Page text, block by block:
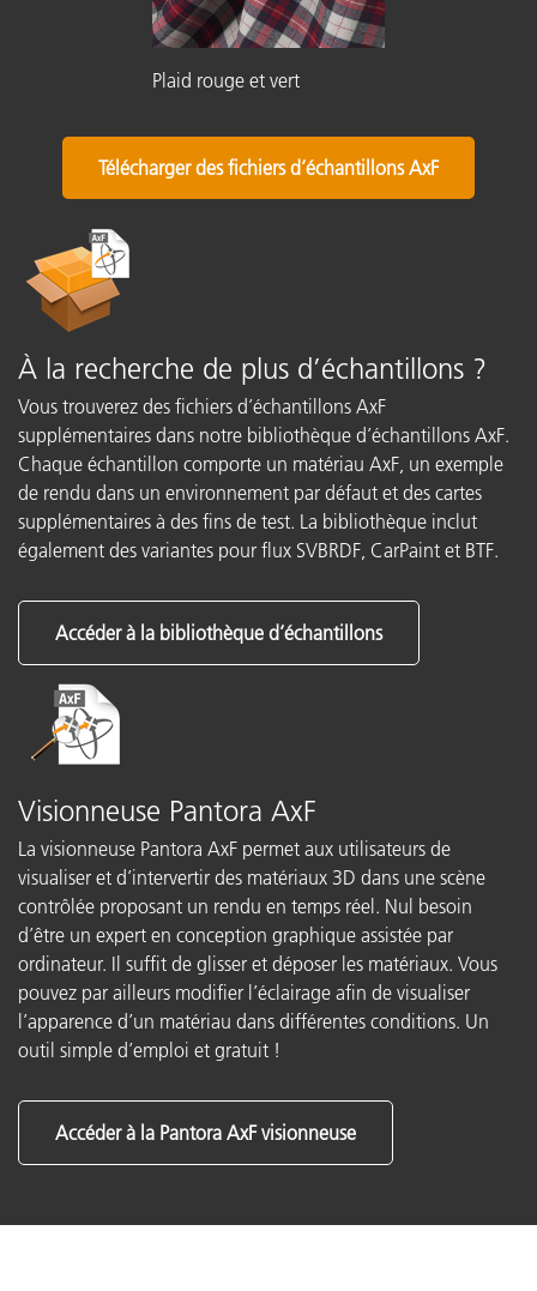
Plaid rouge et vert
Télécharger des fichiers d’échantillons AxF
À la recherche de plus d’échantillons ?
Vous trouverez des fichiers d’échantillons AxF
supplémentaires dans notre bibliothèque d’échantillons AxF.
Chaque échantillon comporte un matériau AxF, un exemple
de rendu dans un environnement par défaut et des cartes
supplémentaires à des fins de test. La bibliothèque inclut
également des variantes pour flux SVBRDF, CarPaint et BTF.
Accéder à la bibliothèque d’échantillons
Visionneuse Pantora AxF
La visionneuse Pantora AxF permet aux utilisateurs de
visualiser et d’intervertir des matériaux 3D dans une scène
contrôlée proposant un rendu en temps réel. Nul besoin
d’être un expert en conception graphique assistée par
ordinateur. Il suffit de glisser et déposer les matériaux. Vous
pouvez par ailleurs modifier l’éclairage afin de visualiser
l’apparence d’un matériau dans différentes conditions. Un
outil simple d’emploi et gratuit !
Accéder à la Pantora AxF visionneuse